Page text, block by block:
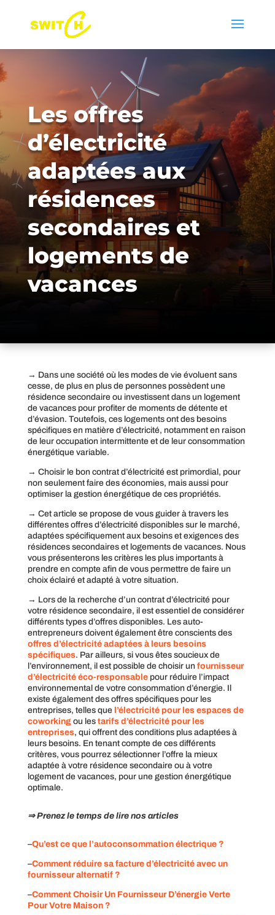
Les offres
d’électricité
adaptées aux
résidences
secondaires et
logements de
vacances
→ Dans une société où les modes de vie évoluent sans
cesse, de plus en plus de personnes possèdent une
résidence secondaire ou investissent dans un logement
de vacances pour profiter de moments de détente et
d’évasion. Toutefois, ces logements ont des besoins
spécifiques en matière d’électricité, notamment en raison
de leur occupation intermittente et de leur consommation
énergétique variable.
→ Choisir le bon contrat d’électricité est primordial, pour
non seulement faire des économies, mais aussi pour
optimiser la gestion énergétique de ces propriétés.
→ Cet article se propose de vous guider à travers les
différentes offres d’électricité disponibles sur le marché,
adaptées spécifiquement aux besoins et exigences des
résidences secondaires et logements de vacances. Nous
vous présenterons les critères les plus importants à
prendre en compte afin de vous permettre de faire un
choix éclairé et adapté à votre situation.
→ Lors de la recherche d’un contrat d’électricité pour
votre résidence secondaire, il est essentiel de considérer
différents types d’offres disponibles. Les auto-
entrepreneurs doivent également être conscients des
offres d’électricité adaptées à leurs besoins
spécifiques. Par ailleurs, si vous êtes soucieux de
l’environnement, il est possible de choisir un fournisseur
d’électricité éco-responsablepour réduire l’impact
environnemental de votre consommation d’énergie. Il
existe également des offres spécifiques pour les
entreprises, telles que l’électricité pour les espaces de
coworkingou les tarifs d’électricité pour les
entreprises, qui offrent des conditions plus adaptées à
leurs besoins. En tenant compte de ces différents
critères, vous pourrez sélectionner l’offre la mieux
adaptée à votre résidence secondaire ou à votre
logement de vacances, pour une gestion énergétique
optimale.
⇒ Prenez le temps de lire nos articles
–Qu’est ce que l’autoconsommation électrique ?
–Comment réduire sa facture d’électricité avec un
fournisseur alternatif ?
–Comment Choisir Un Fournisseur D’énergie Verte
Pour Votre Maison ?